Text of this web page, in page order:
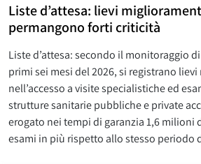
Liste d’attesa: lievi
permangono forti criticità
Liste d’attesa: secondo il monitoraggio di
primi sei mesi del 2026, si registrano
nell’accesso a visite specialistiche ed
strutture sanitarie pubbliche e private
erogato nei tempi di garanzia 1,6 milioni
esami in più rispetto allo stesso periodo